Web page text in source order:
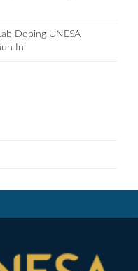
Doping UNESA
Ini